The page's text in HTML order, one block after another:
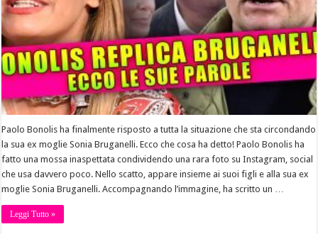
Paolo Bonolis ha finalmente risposto a tutta la situazione che sta circondando
la sua ex moglie Sonia Bruganelli. Ecco che cosa ha detto! Paolo Bonolis ha
fatto una mossa inaspettata condividendo una rara foto su Instagram, social
che usa davvero poco. Nello scatto, appare insieme ai suoi figli e alla sua ex
moglie Sonia Bruganelli. Accompagnando l’immagine, ha scritto un …
Leggi Tutto »